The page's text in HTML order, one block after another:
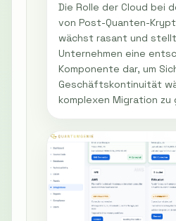
Die Rolle der Cloud bei
von Post-Quanten-
wächst rasant und
Unternehmen eine
Komponente dar, um
Geschäftskontinuität
komplexen Migration zu